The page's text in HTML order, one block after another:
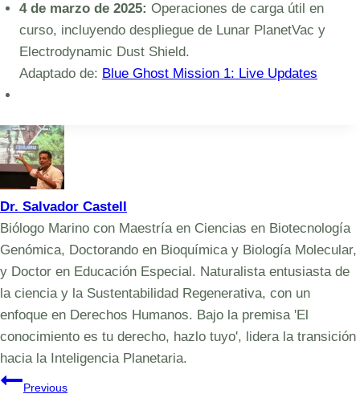
4 de marzo de 2025: Operaciones de carga útil en
curso, incluyendo despliegue de Lunar PlanetVac y
Electrodynamic Dust Shield.
Adaptado de: Blue Ghost Mission 1: Live Updates
Dr. Salvador Castell
Biólogo Marino con Maestría en Ciencias en Biotecnología
Genómica, Doctorando en Bioquímica y Biología Molecular,
y Doctor en Educación Especial. Naturalista entusiasta de
la ciencia y la Sustentabilidad Regenerativa, con un
enfoque en Derechos Humanos. Bajo la premisa 'El
conocimiento es tu derecho, hazlo tuyo', lidera la transición
hacia la Inteligencia Planetaria.
Navegación
Previous